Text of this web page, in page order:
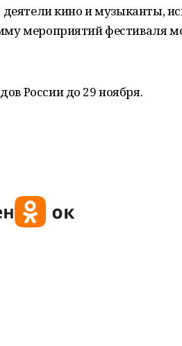
деятели кино и музыканты,
мероприятий фестиваля
России до 29 ноября.